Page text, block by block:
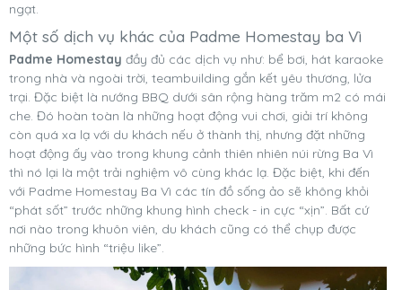
ngạt.
Một số dịch vụ khác của Padme Homestay ba Vì
Padme Homestay đầy đủ các dịch vụ như: bể bơi, hát karaoke
trong nhà và ngoài trời, teambuilding gắn kết yêu thương, lửa
trại. Đặc biệt là nướng BBQ dưới sân rộng hàng trăm m2 có mái
che. Đó hoàn toàn là những hoạt động vui chơi, giải trí không
còn quá xa lạ với du khách nếu ở thành thị, nhưng đặt những
hoạt động ấy vào trong khung cảnh thiên nhiên núi rừng Ba Vì
thì nó lại là một trải nghiệm vô cùng khác lạ. Đặc biệt, khi đến
với Padme Homestay Ba Vì các tín đồ sống ảo sẽ không khỏi
“phát sốt” trước những khung hình check - in cực “xịn”. Bất cứ
nơi nào trong khuôn viên, du khách cũng có thể chụp được
những bức hình “triệu like”.